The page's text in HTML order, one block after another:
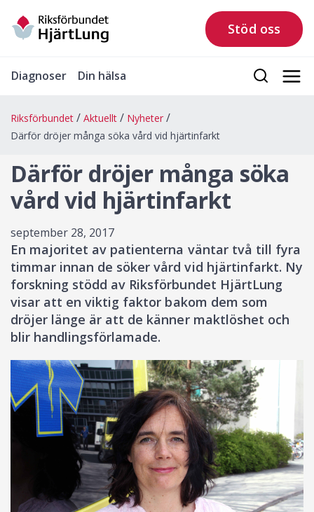
Stöd oss
Diagnoser Din hälsa
Riksförbundet Aktuellt
Nyheter
Därför dröjer många söka vård vid hjärtinfarkt
Därför dröjer många söka
vård vid hjärtinfarkt
september 28, 2017
En majoritet av patienterna väntar två till fyra
timmar innan de söker vård vid hjärtinfarkt. Ny
forskning stödd av Riksförbundet HjärtLung
visar att en viktig faktor bakom dem som
dröjer länge är att de känner maktlöshet och
blir handlingsförlamade.